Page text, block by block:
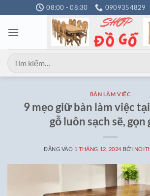
qua
nội
08:00 - 08:30 0909354829
Tìm
kiếm:
BÀN LÀM VIỆC
9 mẹo giữ bàn làm việc
gỗ luôn sạch sẽ, gọn
ĐĂNG VÀO 1 THÁNG 12, 2024 BỞI